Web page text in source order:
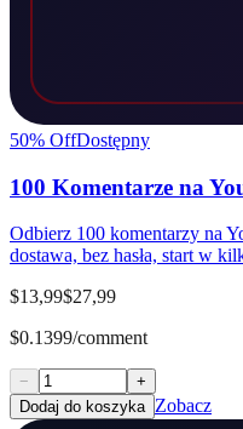
50% OffDostępny
100 Komentarze na
Odbierz 100 komentarzy na
dostawa, bez hasła, start w
$13,99$27,99
$0.1399/comment
−
+
Dodaj do koszyka Zobacz